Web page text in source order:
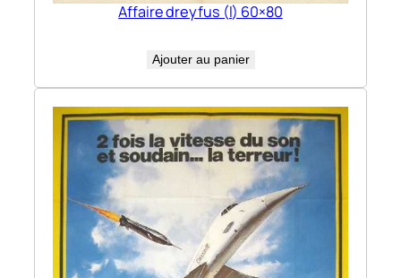
Affaire dreyfus (l) 60×80
Ajouter au panier